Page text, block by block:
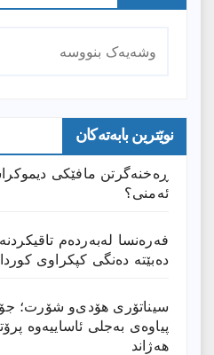
نوێترین بابەتەکان
ڕەخنەگرتن مافێکی
ئەمنی؟
فەرەنسا لەبەردەم
دەبێتە دەنگی کپکراوی
سیناتۆری هۆدی‌و شۆرت؛
پیاوەی بەجلی ئاساییەوە
هەژاند